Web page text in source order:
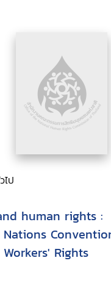
ไป
human rights :
Rights